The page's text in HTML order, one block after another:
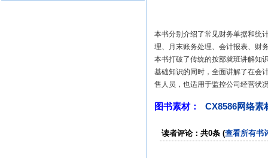
本书分别介绍了常见财务单据和统
理、月末账务处理、会计报表、财
本书打破了传统的按部就班讲解知
基础知识的同时，全面讲解了在会
售人员，也适用于监控公司经营状
图书素材： CX8586网络素
读者评论：共0条 (查看所有书